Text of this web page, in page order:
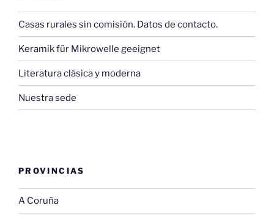
Casas rurales sin comisión. Datos de contacto.
Keramik für Mikrowelle geeignet
Literatura clásica y moderna
Nuestra sede
PROVINCIAS
A Coruña